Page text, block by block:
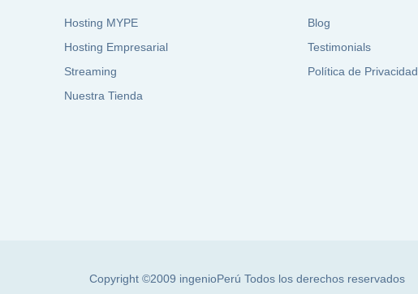
Hosting MYPE
Hosting Empresarial
Streaming
Nuestra Tienda
Blog
Testimonials
Política de Privacidad
Copyright ©2009 ingenioPerú Todos los derechos reservados